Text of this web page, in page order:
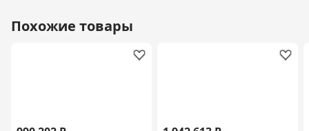
Похожие товары